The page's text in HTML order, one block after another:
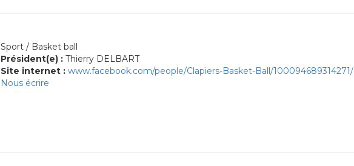
Sport / Basket ball
Président(e) : Thierry DELBART
Site internet : www.facebook.com/people/Clapiers-Basket-Ball/100094689314271/
Nous écrire